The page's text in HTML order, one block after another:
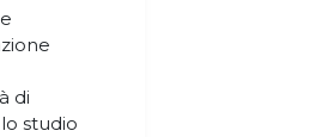
di
studio